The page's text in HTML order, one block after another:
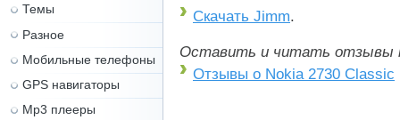
Скачать Jimm.
Оставить и читать отзывы
Отзывы о Nokia 2730 Classic
Темы
Разное
Мобильные телефоны
GPS навигаторы
Mp3 плееры